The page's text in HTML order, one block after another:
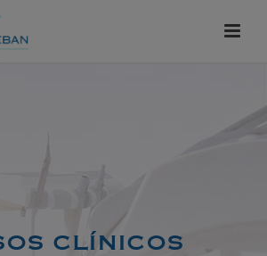
CLÍNICOS